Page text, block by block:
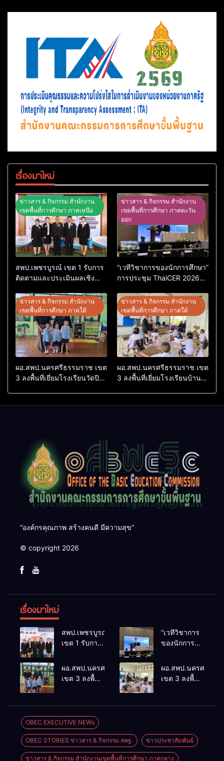
เรื่องมาใหม่
ข่าวสาร & กิจกรรม สำนักงาน
เขตพื้นที่การศึกษา ภาคเหนือ
สพป.เพชรบูรณ์ เขต 1 รับการ
ติดตามและประเมินผลเชิง
ต้นแบบ” ระดับประเทศ รุ่นที่ 3
ประจำปีงบประมาณ พ.ศ.
2569
ข่าวสาร & กิจกรรม สำนักงาน
เขตพื้นที่การศึกษา ภาคตะวัน
ออก
“เวทีวิชาการของนักการศึกษา”
การประชุม ThaiCER 2026
Conference on Education
Research (ThaiCER) 2026
ข่าวสาร & กิจกรรม สำนักงาน
เขตพื้นที่การศึกษา ภาคใต้
ผอ.สพป.นครศรีธรรมราช เขต
3 ลงพื้นที่เยี่ยมโรงเรียนวัดปิยา
ข่าวสาร & กิจกรรม สำนักงาน
เขตพื้นที่การศึกษา ภาคใต้
ผอ.สพป.นครศรีธรรมราช เขต
3 ลงพื้นที่เยี่ยมโรงเรียนบ้าน
“องค์กรคุณภาพ สร้างคนดี มีความสุข”
© copyright 2026
เรื่องมาใหม่
สพป.เพชรบูรณ์
เขต 1 รับการ
ประเมินผล
เชิงประจักษ์
ต้นแบบ”
ระดับประเทศ
รุ่นที่ 3 ประจำ
ปีงบประมาณ
พ.ศ. 2569
“เวทีวิชาการ
ของนักการ
ThaiCER
International
Research
(ThaiCER)
2026
ผอ.สพป.นครศรีธรรมราช
เขต 3 ลงพื้นที่
ปากพนัง
ผอ.สพป.นครศรีธรร
เขต 3 ลงพื้นที่
OBEC EXECUTIVE NEWs
OBEC STORIES ข่าวสาร & กิจกรรม สพฐ. ข่าวประชาสัมพันธ์
ข่าวสาร & กิจกรรม สำนักงานเขตพื้นที่การศึกษา ภาคกลาง